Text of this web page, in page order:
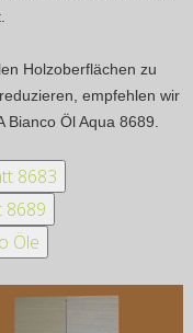
Holzoberflächen zu
empfehlen wir
Bianco Öl Aqua 8689